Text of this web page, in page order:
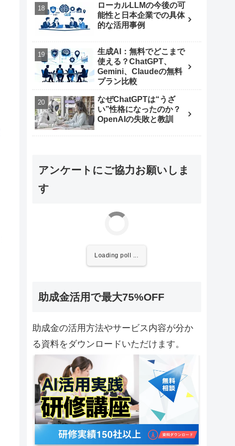
ローカルLLMの今後の可
能性と日本企業での具体
的な活用事例
生成AI：無料でどこまで
使える？ChatGPT、
Gemini、Claudeの無料
プラン比較
なぜChatGPTは“うざ
い”性格になったのか？
OpenAIの失敗と教訓
アンケートにご協力お願いしま
す
Loading poll ...
助成金活用で最大75%OFF
助成金の活用方法やサービス内容が分か
る資料をダウンロードいただけます。